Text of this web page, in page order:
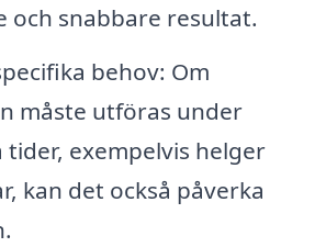
och snabbare resultat.
behov: Om
måste utföras under
tider, exempelvis helger
kan det också påverka